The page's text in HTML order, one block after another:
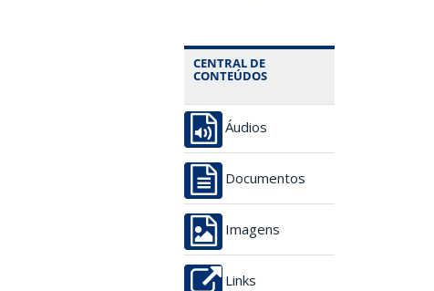
CENTRAL DE
CONTEÚDOS
Áudios
Documentos
Imagens
Links